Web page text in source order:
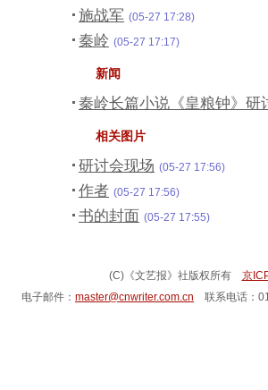
施战军 (05-27 17:28)
秦岭 (05-27 17:17)
新闻
秦岭长篇小说《皇粮钟》研
相关图片
研讨会现场 (05-27 17:56)
作者 (05-27 17:56)
书的封面 (05-27 17:55)
(C)《文艺报》社版权所有 京
电子邮件： master@cnwriter.com.cn 联系电话：